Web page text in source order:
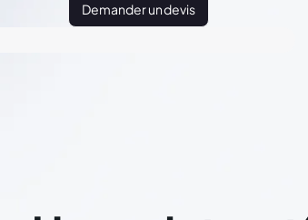
Demander un devis